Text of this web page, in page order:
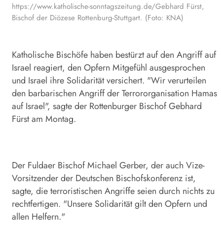
https://www.katholische-sonntagszeitung.de/Gebhard Fürst,
Bischof der Diözese Rottenburg-Stuttgart. (Foto: KNA)
Katholische Bischöfe haben bestürzt auf den Angriff auf
Israel reagiert, den Opfern Mitgefühl ausgesprochen
und Israel ihre Solidarität versichert. "Wir verurteilen
den barbarischen Angriff der Terrororganisation Hamas
auf Israel", sagte der Rottenburger Bischof Gebhard
Fürst am Montag.
Der Fuldaer Bischof Michael Gerber, der auch Vize-
Vorsitzender der Deutschen Bischofskonferenz ist,
sagte, die terroristischen Angriffe seien durch nichts zu
rechtfertigen. "Unsere Solidarität gilt den Opfern und
allen Helfern."